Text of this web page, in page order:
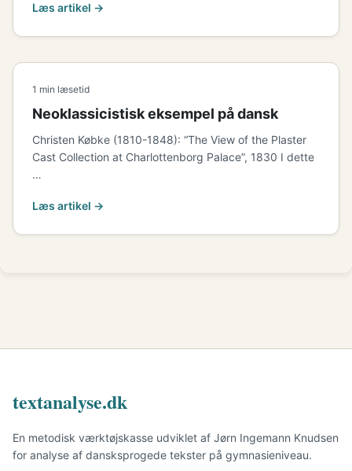
Læs artikel →
1 min læsetid
Neoklassicistisk eksempel på dansk
Christen Købke (1810-1848): “The View of the Plaster
Cast Collection at Charlottenborg Palace”, 1830 I dette
…
Læs artikel →
textanalyse.dk
En metodisk værktøjskasse udviklet af Jørn Ingemann Knudsen
for analyse af dansksprogede tekster på gymnasieniveau.